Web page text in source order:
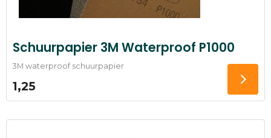
Schuurpapier 3M Waterproof P1000
3M waterproof schuurpapier
1,25